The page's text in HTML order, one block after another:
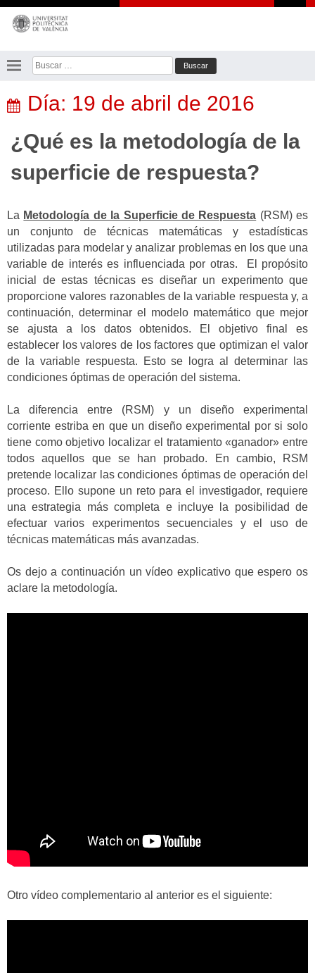
Saltar
contenido
Buscar:
Día: 19 de abril de 2016
¿Qué es la metodología de la
superficie de respuesta?
La Metodología de la Superficie de Respuesta (RSM) es
un conjunto de técnicas matemáticas y estadísticas
utilizadas para modelar y analizar problemas en los que una
variable de interés es influenciada por otras. El propósito
inicial de estas técnicas es diseñar un experimento que
proporcione valores razonables de la variable respuesta y, a
continuación, determinar el modelo matemático que mejor
se ajusta a los datos obtenidos. El objetivo final es
establecer los valores de los factores que optimizan el valor
de la variable respuesta. Esto se logra al determinar las
condiciones óptimas de operación del sistema.
La diferencia entre (RSM) y un diseño experimental
corriente estriba en que un diseño experimental por si solo
tiene como objetivo localizar el tratamiento «ganador» entre
todos aquellos que se han probado. En cambio, RSM
pretende localizar las condiciones óptimas de operación del
proceso. Ello supone un reto para el investigador, requiere
una estrategia más completa e incluye la posibilidad de
efectuar varios experimentos secuenciales y el uso de
técnicas matemáticas más avanzadas.
Os dejo a continuación un vídeo explicativo que espero os
aclare la metodología.
Otro vídeo complementario al anterior es el siguiente: